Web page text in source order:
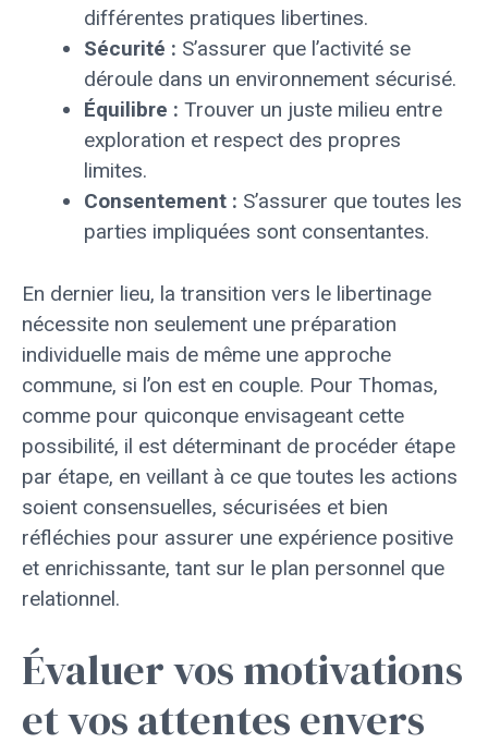
différentes pratiques libertines.
Sécurité : S’assurer que l’activité se
déroule dans un environnement sécurisé.
Équilibre : Trouver un juste milieu entre
exploration et respect des propres
limites.
Consentement : S’assurer que toutes les
parties impliquées sont consentantes.
En dernier lieu, la transition vers le libertinage
nécessite non seulement une préparation
individuelle mais de même une approche
commune, si l’on est en couple. Pour Thomas,
comme pour quiconque envisageant cette
possibilité, il est déterminant de procéder étape
par étape, en veillant à ce que toutes les actions
soient consensuelles, sécurisées et bien
réfléchies pour assurer une expérience positive
et enrichissante, tant sur le plan personnel que
relationnel.
Évaluer vos motivations
et vos attentes envers